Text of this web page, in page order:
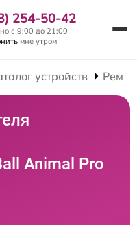
254-50-42
с 9:00 до 21:00
мне утром
устройств
Animal Pro